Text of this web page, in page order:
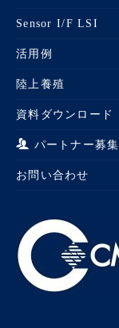
Sensor I/F LSI
活用例
陸上養殖
資料ダウンロード
パートナー募集
お問い合わせ